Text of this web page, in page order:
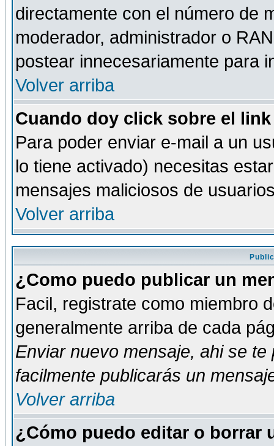
directamente con el número de
moderador, administrador o
postear innecesariamente para
Volver arriba
Cuando doy click sobre el
Para poder enviar e-mail a un
lo tiene activado) necesitas
mensajes maliciosos de
Volver arriba
¿Como puedo publicar un
Facil, registrate como miembro
generalmente arriba de cada
Enviar nuevo mensaje, ahi se te
facilmente publicarás un
Volver arriba
¿Cómo puedo editar o borrar